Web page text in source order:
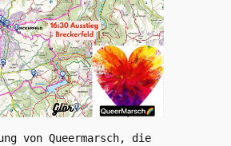
von Queermarsch, die